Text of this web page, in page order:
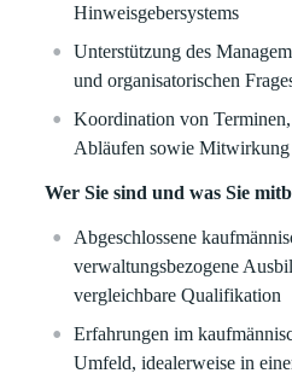
Hinweisgebersystems
Unterstützung des
und organisatorischen
Koordination von
Abläufen sowie Mitwirkung
Wer Sie sind und was Sie
Abgeschlossene
verwaltungsbezogene
vergleichbare Qualifikation
Erfahrungen im
Umfeld, idealerweise in